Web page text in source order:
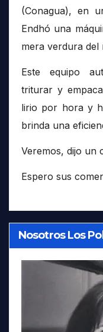
(Conagua), en
Endhó una
mera verdura del
Este equipo
triturar y
lirio por hora y
brinda una
Veremos, dijo un
Espero sus
Nosotros Los